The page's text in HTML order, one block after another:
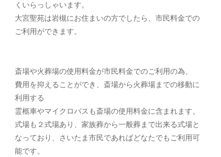
くいらっしゃいます。
大宮聖苑は岩槻にお住まいの方でしたら、市民料金での
ご利用ができます。
斎場や火葬場の使用料金が市民料金でのご利用の為、
費用を抑えることができ、斎場から火葬場までの移動に
利用する
霊柩車やマイクロバスも斎場の使用料金に含まれます。
式場も２式場あり、家族葬から一般葬まで出来る式場と
なっており、さいたま市民であればどなたでもご利用可
能です。